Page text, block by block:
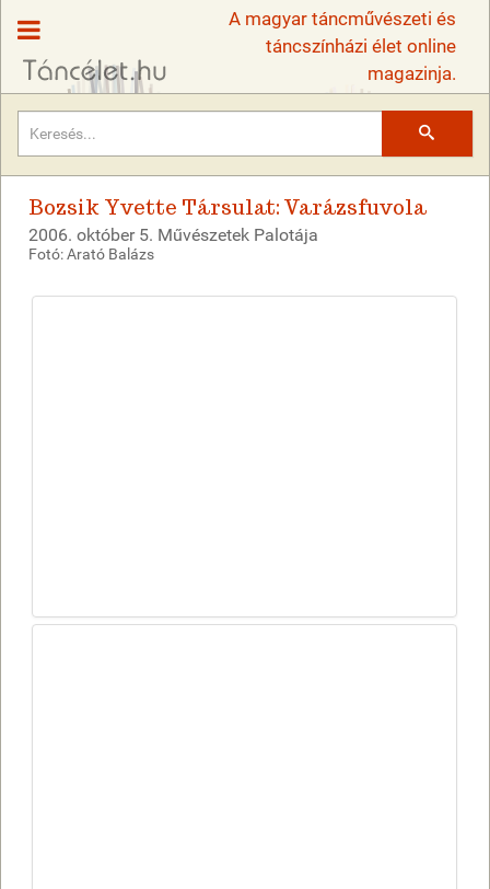
A magyar táncművészeti és
táncszínházi élet online
magazinja.
Bozsik Yvette Társulat: Varázsfuvola
2006. október 5. Művészetek Palotája
Fotó: Arató Balázs